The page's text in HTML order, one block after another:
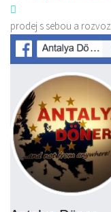
prodej s sebou a rozvoz